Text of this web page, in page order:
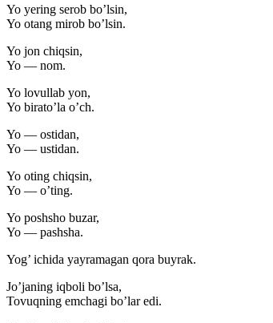
Yo yering serob bo’lsin,
Yo otang mirob bo’lsin.
Yo jon chiqsin,
Yo — nom.
Yo lovullab yon,
Yo birato’la o’ch.
Yo — ostidan,
Yo — ustidan.
Yo oting chiqsin,
Yo — o’ting.
Yo poshsho buzar,
Yo — pashsha.
Yog’ ichida yayramagan qora buyrak.
Jo’janing iqboli bo’lsa,
Tovuqning emchagi bo’lar edi.